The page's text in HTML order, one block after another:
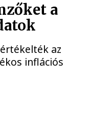
a
az
inflációs